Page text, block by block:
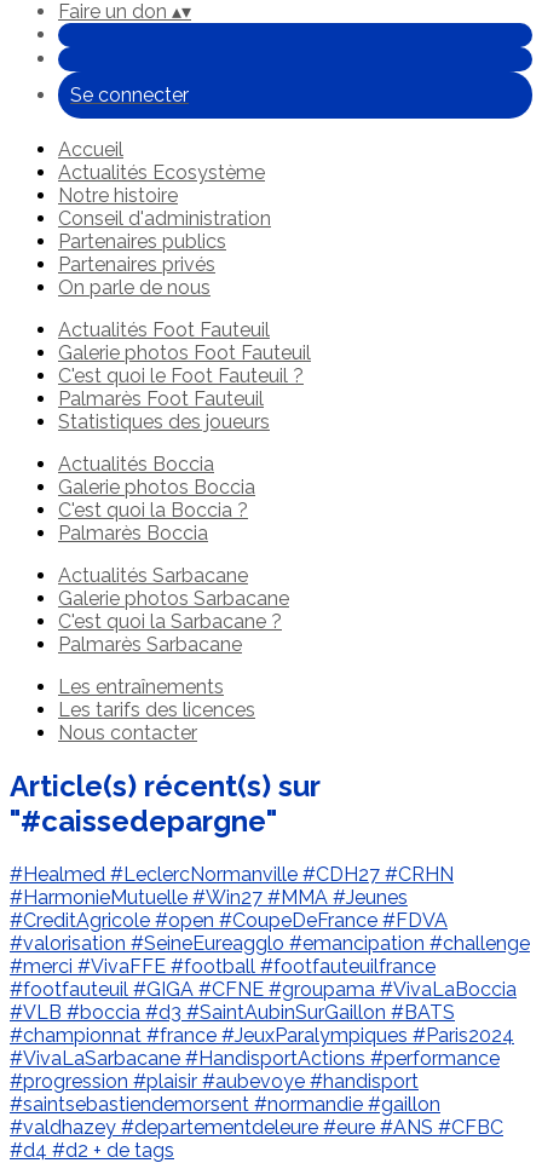
Faire un don ▴▾
Se connecter
Accueil
Actualités Ecosystème
Notre histoire
Conseil d'administration
Partenaires publics
Partenaires privés
On parle de nous
Actualités Foot Fauteuil
Galerie photos Foot Fauteuil
C'est quoi le Foot Fauteuil ?
Palmarès Foot Fauteuil
Statistiques des joueurs
Actualités Boccia
Galerie photos Boccia
C'est quoi la Boccia ?
Palmarès Boccia
Actualités Sarbacane
Galerie photos Sarbacane
C'est quoi la Sarbacane ?
Palmarès Sarbacane
Les entraînements
Les tarifs des licences
Nous contacter
Article(s) récent(s) sur
"#caissedepargne"
#Healmed #LeclercNormanville #CDH27 #CRHN
#HarmonieMutuelle #Win27 #MMA #Jeunes
#CreditAgricole #open #CoupeDeFrance #FDVA
#valorisation #SeineEureagglo #emancipation #challenge
#merci #VivaFFE #football #footfauteuilfrance
#footfauteuil #GIGA #CFNE #groupama #VivaLaBoccia
#VLB #boccia #d3 #SaintAubinSurGaillon #BATS
#championnat #france #JeuxParalympiques #Paris2024
#VivaLaSarbacane #HandisportActions #performance
#progression #plaisir #aubevoye #handisport
#saintsebastiendemorsent #normandie #gaillon
#valdhazey #departementdeleure #eure #ANS #CFBC
#d4 #d2 + de tags